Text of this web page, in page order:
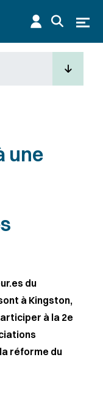
une
du
à Kingston,
à la 2e
réforme du